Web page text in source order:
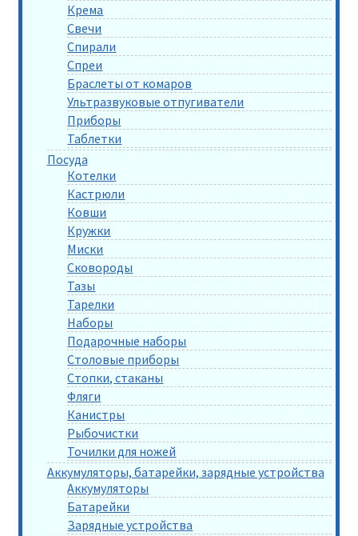
Крема
Свечи
Спирали
Спреи
Браслеты от комаров
Ультразвуковые отпугиватели
Приборы
Таблетки
Посуда
Котелки
Кастрюли
Ковши
Кружки
Миски
Сковороды
Тазы
Тарелки
Наборы
Подарочные наборы
Столовые приборы
Стопки, стаканы
Фляги
Канистры
Рыбочистки
Точилки для ножей
Аккумуляторы, батарейки, зарядные устройства
Аккумуляторы
Батарейки
Зарядные устройства